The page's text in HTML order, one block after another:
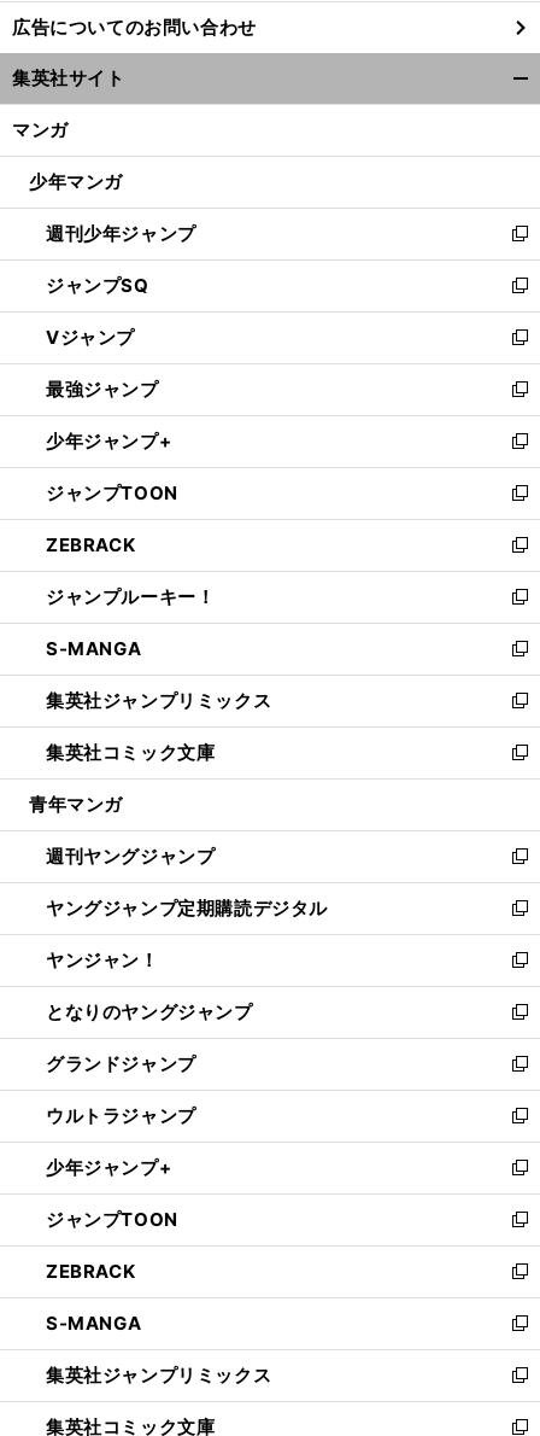
し
い
ウ
ィ
ン
ウ
開
く
広告についてのお問い合わせ
集英社サイト
マンガ
少年マンガ
週刊少年ジャンプ
新
し
い
ウ
ィ
ン
ド
ウ
で
開
く
ジャンプSQ
新
し
い
ウ
ィ
ン
ド
ウ
で
開
く
Vジャンプ
新
し
い
ウ
ィ
ン
ド
ウ
で
開
く
最強ジャンプ
新
し
い
ウ
ィ
ン
ド
ウ
で
開
く
少年ジャンプ+
新
し
い
ウ
ィ
ン
ド
ウ
で
開
く
ジャンプTOON
新
し
い
ウ
ィ
ン
ド
ウ
で
開
く
ZEBRACK
新
し
い
ウ
ィ
ン
ド
ウ
で
開
ジャンプルーキー！
新
し
い
ウ
ィ
ン
ド
ウ
開
く
S-MANGA
新
し
い
ウ
ィ
ン
ウ
で
開
く
集英社ジャンプリミックス
新
し
い
ウ
ン
ド
ウ
で
開
く
集英社コミック文庫
新
し
ウ
ィ
ン
ド
ウ
で
開
く
青年マンガ
週刊ヤングジャンプ
新
し
い
ウ
ィ
ン
ド
ウ
で
開
く
ヤングジャンプ定期購読デジタル
新
し
い
ウ
ィ
ン
ド
ウ
で
開
く
ヤンジャン！
新
し
い
ウ
ィ
ン
ド
ウ
で
開
く
となりのヤングジャンプ
新
し
い
ウ
ィ
ン
ド
ウ
で
開
く
グランドジャンプ
新
し
い
ウ
ィ
ン
ド
ウ
で
開
く
ウルトラジャンプ
新
し
い
ウ
ィ
ン
ド
ウ
で
開
く
少年ジャンプ+
新
し
い
ウ
ィ
ン
ド
ウ
で
開
く
ジャンプTOON
新
し
い
ウ
ィ
ン
ド
ウ
で
ZEBRACK
新
し
い
ウ
ィ
ン
ド
S-MANGA
新
し
い
ウ
ィ
集英社ジャンプリミックス
新
し
い
集英社コミック文庫